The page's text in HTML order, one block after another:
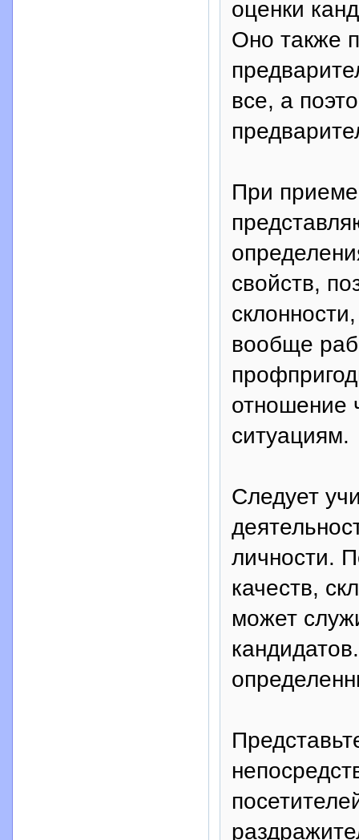
оценки
Оно также
все, а
При приеме
свойств,
вообще
отношение
ситуациям.
Следует
личности.
качеств,
может